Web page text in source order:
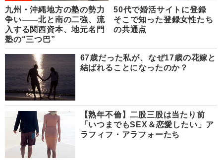
九州・沖縄地方の塾の勢力
争い――北と南の二強、流
入する関西資本、地元名門
塾の“三つ巴”
50代で婚活サイトに登録
そこで知った登録女性たち
の共通点
67歳だった私が、なぜ17歳の花嫁と
結ばれることになったのか？
【熟年不倫】二股三股は当たり前
「いつまでもSEX＆恋愛したい」ア
ラフィフ・アラフォーたち